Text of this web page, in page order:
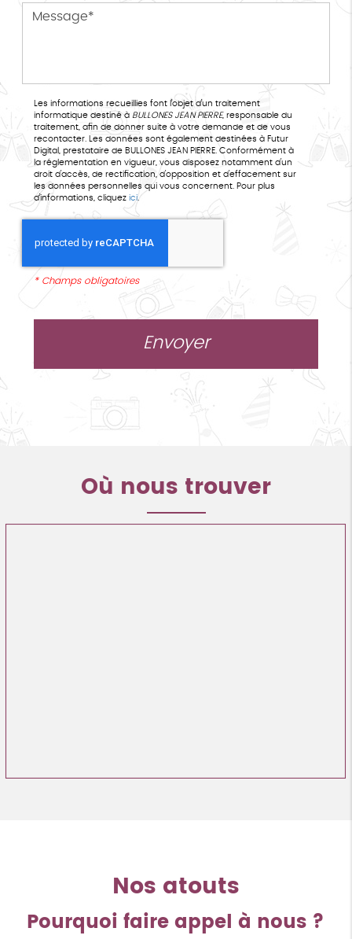
Les informations recueillies font l’objet d’un traitement
informatique destiné à
BULLONES JEAN PIERRE, responsable du
traitement, afin de donner suite à votre demande et de vous
recontacter. Les données sont également destinées à Futur
Digital, prestataire de BULLONES JEAN PIERRE. Conformément à
la réglementation en vigueur, vous disposez notamment d'un
droit d'accès, de rectification, d'opposition et d'effacement sur
les données personnelles qui vous concernent. Pour plus
d’informations, cliquez ici.
* Champs obligatoires
Où nous trouver
Nos atouts
Pourquoi faire appel à nous ?